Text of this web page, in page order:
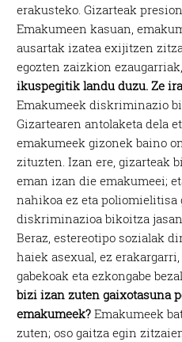
erakusteko. Gizarteak
Emakumeen kasuan,
ausartak izatea exijitzen
egozten zaizkion
ikuspegitik landu duzu. Ze
Emakumeek diskriminazio
Gizartearen antolaketa dela
emakumeek gizonek baino
zituzten. Izan ere, gizarteak
eman izan die emakumeei;
nahikoa ez eta poliomielitisa
diskriminazioa bikoitza
Beraz, estereotipo sozialak
haiek asexual, ez
gabekoak eta ezkongabe
bizi izan zuten gaixotasuna
emakumeek? Emakumeek
zuten; oso gaitza egin